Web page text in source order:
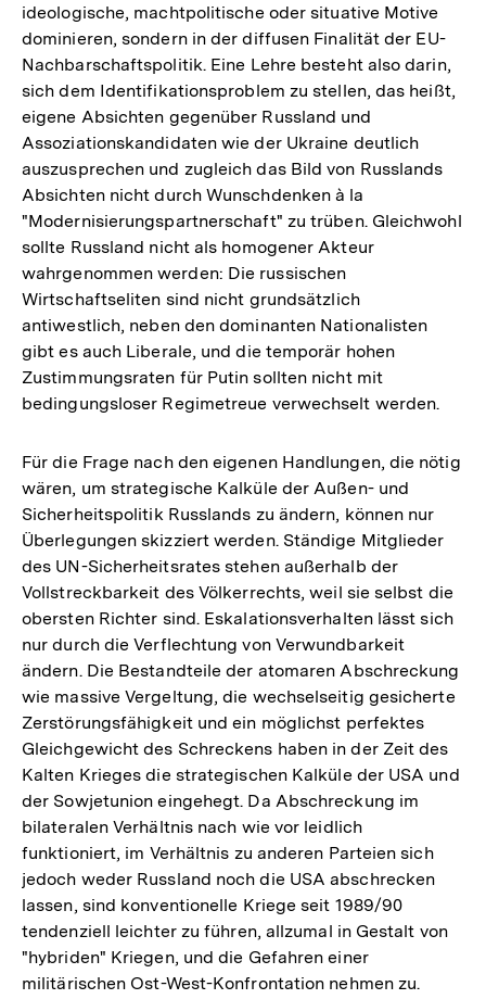
ideologische, machtpolitische oder situative Motive
dominieren, sondern in der diffusen Finalität der EU-
Nachbarschaftspolitik. Eine Lehre besteht also darin,
sich dem Identifikationsproblem zu stellen, das heißt,
eigene Absichten gegenüber Russland und
Assoziationskandidaten wie der Ukraine deutlich
auszusprechen und zugleich das Bild von Russlands
Absichten nicht durch Wunschdenken à la
"Modernisierungspartnerschaft" zu trüben. Gleichwohl
sollte Russland nicht als homogener Akteur
wahrgenommen werden: Die russischen
Wirtschaftseliten sind nicht grundsätzlich
antiwestlich, neben den dominanten Nationalisten
gibt es auch Liberale, und die temporär hohen
Zustimmungsraten für Putin sollten nicht mit
bedingungsloser Regimetreue verwechselt werden.
Für die Frage nach den eigenen Handlungen, die nötig
wären, um strategische Kalküle der Außen- und
Sicherheitspolitik Russlands zu ändern, können nur
Überlegungen skizziert werden. Ständige Mitglieder
des UN-Sicherheitsrates stehen außerhalb der
Vollstreckbarkeit des Völkerrechts, weil sie selbst die
obersten Richter sind. Eskalationsverhalten lässt sich
nur durch die Verflechtung von Verwundbarkeit
ändern. Die Bestandteile der atomaren Abschreckung
wie massive Vergeltung, die wechselseitig gesicherte
Zerstörungsfähigkeit und ein möglichst perfektes
Gleichgewicht des Schreckens haben in der Zeit des
Kalten Krieges die strategischen Kalküle der USA und
der Sowjetunion eingehegt. Da Abschreckung im
bilateralen Verhältnis nach wie vor leidlich
funktioniert, im Verhältnis zu anderen Parteien sich
jedoch weder Russland noch die USA abschrecken
lassen, sind konventionelle Kriege seit 1989/90
tendenziell leichter zu führen, allzumal in Gestalt von
"hybriden" Kriegen, und die Gefahren einer
militärischen Ost-West-Konfrontation nehmen zu.